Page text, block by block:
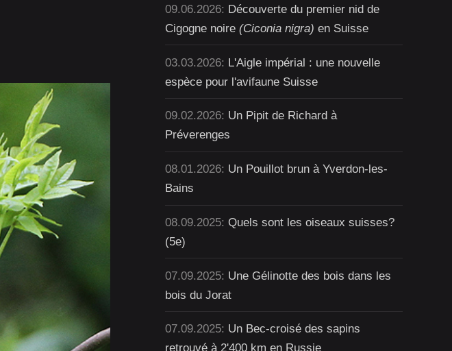
09.06.2026: Découverte du premier nid de
Cigogne noire(Ciconia nigra) en Suisse
03.03.2026: L'Aigle impérial : une nouvelle
espèce pour l'avifaune Suisse
09.02.2026: Un Pipit de Richard à
Préverenges
08.01.2026: Un Pouillot brun à Yverdon-les-
Bains
08.09.2025:Quels sont les oiseaux suisses?
(5e)
07.09.2025: Une Gélinotte des bois dans les
bois du Jorat
07.09.2025: Un Bec-croisé des sapins
retrouvé à 2'400 km en Russie